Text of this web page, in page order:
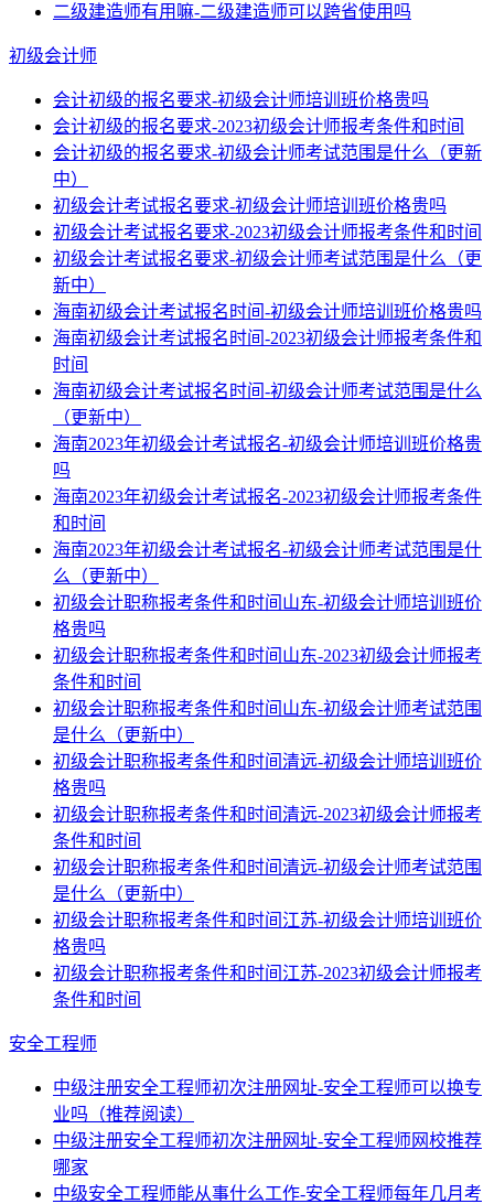
二级建造师有用嘛-二级建造师可以跨省使用吗
初级会计师
会计初级的报名要求-初级会计师培训班价格贵吗
会计初级的报名要求-2023初级会计师报考条件和时间
会计初级的报名要求-初级会计师考试范围是什么（更新
中）
初级会计考试报名要求-初级会计师培训班价格贵吗
初级会计考试报名要求-2023初级会计师报考条件和时间
初级会计考试报名要求-初级会计师考试范围是什么（更
新中）
海南初级会计考试报名时间-初级会计师培训班价格贵吗
海南初级会计考试报名时间-2023初级会计师报考条件和
时间
海南初级会计考试报名时间-初级会计师考试范围是什么
（更新中）
海南2023年初级会计考试报名-初级会计师培训班价格贵
吗
海南2023年初级会计考试报名-2023初级会计师报考条件
和时间
海南2023年初级会计考试报名-初级会计师考试范围是什
么（更新中）
初级会计职称报考条件和时间山东-初级会计师培训班价
格贵吗
初级会计职称报考条件和时间山东-2023初级会计师报考
条件和时间
初级会计职称报考条件和时间山东-初级会计师考试范围
是什么（更新中）
初级会计职称报考条件和时间清远-初级会计师培训班价
格贵吗
初级会计职称报考条件和时间清远-2023初级会计师报考
条件和时间
初级会计职称报考条件和时间清远-初级会计师考试范围
是什么（更新中）
初级会计职称报考条件和时间江苏-初级会计师培训班价
格贵吗
初级会计职称报考条件和时间江苏-2023初级会计师报考
条件和时间
安全工程师
中级注册安全工程师初次注册网址-安全工程师可以换专
业吗（推荐阅读）
中级注册安全工程师初次注册网址-安全工程师网校推荐
哪家
中级安全工程师能从事什么工作-安全工程师每年几月考